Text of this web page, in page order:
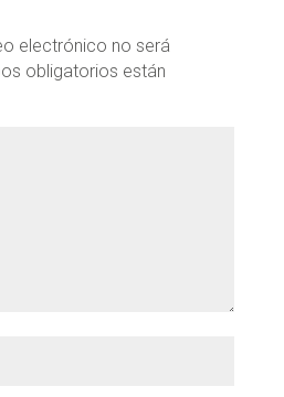
electrónico no será
obligatorios están